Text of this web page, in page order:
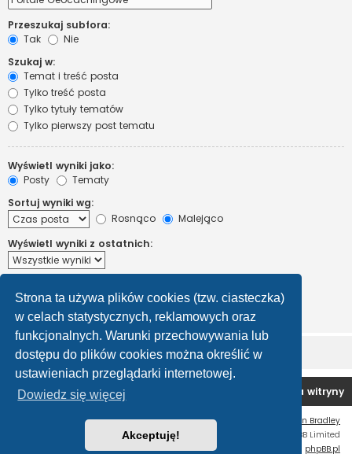
Strona ta używa plików cookies (tzw. ciasteczka)
w celach statystycznych, reklamowych oraz
funkcjonalnych. Warunki przechowywania lub
dostępu do plików cookies można określić w
ustawieniach przeglądarki internetowej.
Dowiedz się więcej
Akceptuję!
Przeszukaj subfora:
Tak
Nie
Szukaj w:
Temat i treść posta
Tylko treść posta
Tylko tytuły tematów
Tylko pierwszy post tematu
Wyświetl wyniki jako:
Posty
Tematy
Sortuj wyniki wg:
Rosnąco
Malejąco
Wyświetl wyniki z ostatnich:
Ustaw 0, aby wyświetlić cały post.
znaków w poście
Forum OC PL Strona główna Usuń ciasteczka witryny
Ian Bradley
Technologię dostarczaphpBB
® Forum Software © phpBB Limited
Polski pakiet językowy dostarcza phpBB.pl